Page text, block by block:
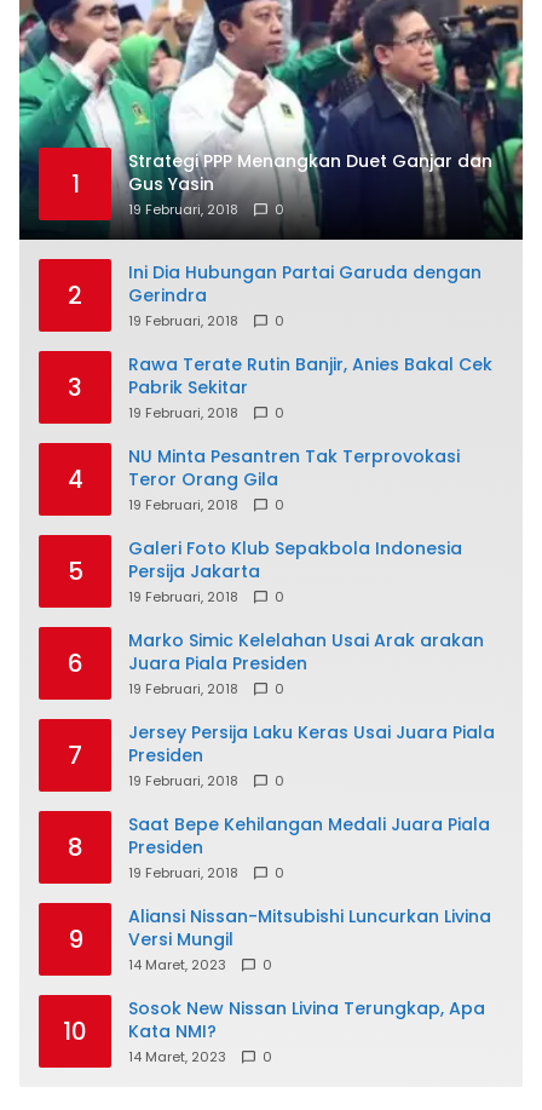
1
Strategi PPP Menangkan Duet Ganjar dan
Gus Yasin
19 Februari, 2018 0
2
Ini Dia Hubungan Partai Garuda dengan
Gerindra
19 Februari, 2018 0
3
Rawa Terate Rutin Banjir, Anies Bakal Cek
Pabrik Sekitar
19 Februari, 2018 0
4
NU Minta Pesantren Tak Terprovokasi
Teror Orang Gila
19 Februari, 2018 0
5
Galeri Foto Klub Sepakbola Indonesia
Persija Jakarta
19 Februari, 2018 0
6
Marko Simic Kelelahan Usai Arak arakan
Juara Piala Presiden
19 Februari, 2018 0
7
Jersey Persija Laku Keras Usai Juara Piala
Presiden
19 Februari, 2018 0
8
Saat Bepe Kehilangan Medali Juara Piala
Presiden
19 Februari, 2018 0
9
Aliansi Nissan-Mitsubishi Luncurkan Livina
Versi Mungil
14 Maret, 2023 0
10
Sosok New Nissan Livina Terungkap, Apa
Kata NMI?
14 Maret, 2023 0